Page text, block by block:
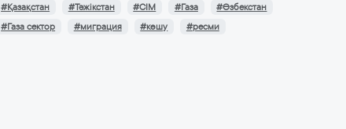
#Қазақстан #Тәжікстан #СІМ #Газа
#Өзбекстан
#Газа сектор
#миграция #көшу #ресми